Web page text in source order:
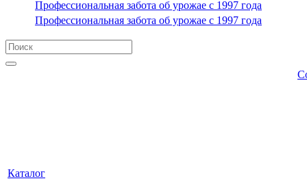
Профессиональная забота об урожае с 1997 года
Профессиональная забота об урожае с 1997 года
Каталог